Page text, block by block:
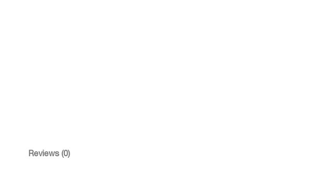
Reviews (0)